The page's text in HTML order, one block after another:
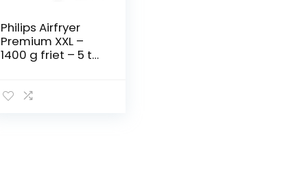
Philips Airfryer
Premium XXL –
1400 g friet – 5 tot
multifunctioneel –